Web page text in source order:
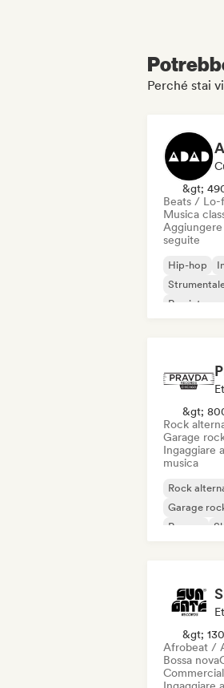
Perché stai
&gt;
Beats / Lo-
Musica
seguite
Hip-hop
Rap
&gt;
Rock
Garage
Ingaggiare
musica
Rock
Garage
Reggae
&gt;
Afrobeat /
Bossa nova